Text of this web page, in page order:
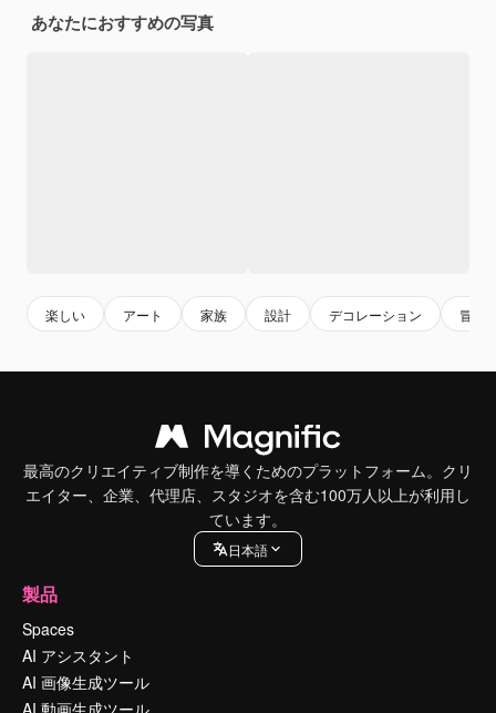
あなたにおすすめの写真
楽しい アート 家族 設計 デコレーション 冒険
最高のクリエイティブ制作を導くためのプラットフォーム。クリ
エイター、企業、代理店、スタジオを含む100万人以上が利用し
ています。
日本語
製品
Spaces
AI アシスタント
AI 画像生成ツール
AI 動画生成ツール